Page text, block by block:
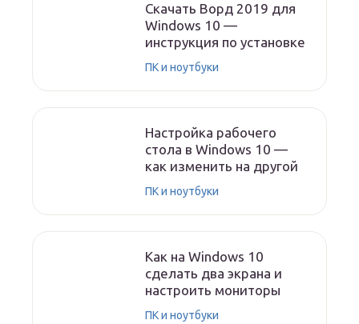
Скачать Ворд 2019 для
Windows 10 —
инструкция по установке
ПК и ноутбуки
Настройка рабочего
стола в Windows 10 —
как изменить на другой
ПК и ноутбуки
Как на Windows 10
сделать два экрана и
настроить мониторы
ПК и ноутбуки